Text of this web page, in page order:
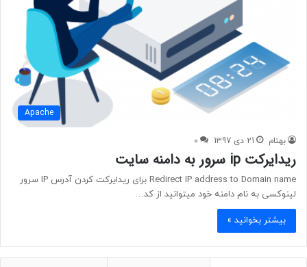
Apache
بهنام 21 دی 1397 0
ریدایرکت ip سرور به دامنه سایت
Redirect IP address to Domain name برای ریدایرکت کردن آدرس IP سرور
لینوکسی به نام دامنه خود میتوانید از کد…
بیشتر بخوانید »